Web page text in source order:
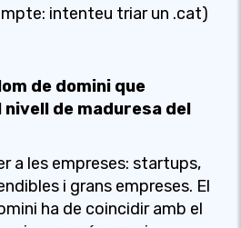
intenteu triar un .cat)
de domini que
de maduresa del
a les empreses: startups,
i grans empreses. El
ha de coincidir amb el